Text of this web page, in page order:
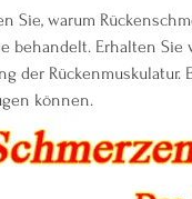
Sie, warum
behandelt. Erhalten
der
können.